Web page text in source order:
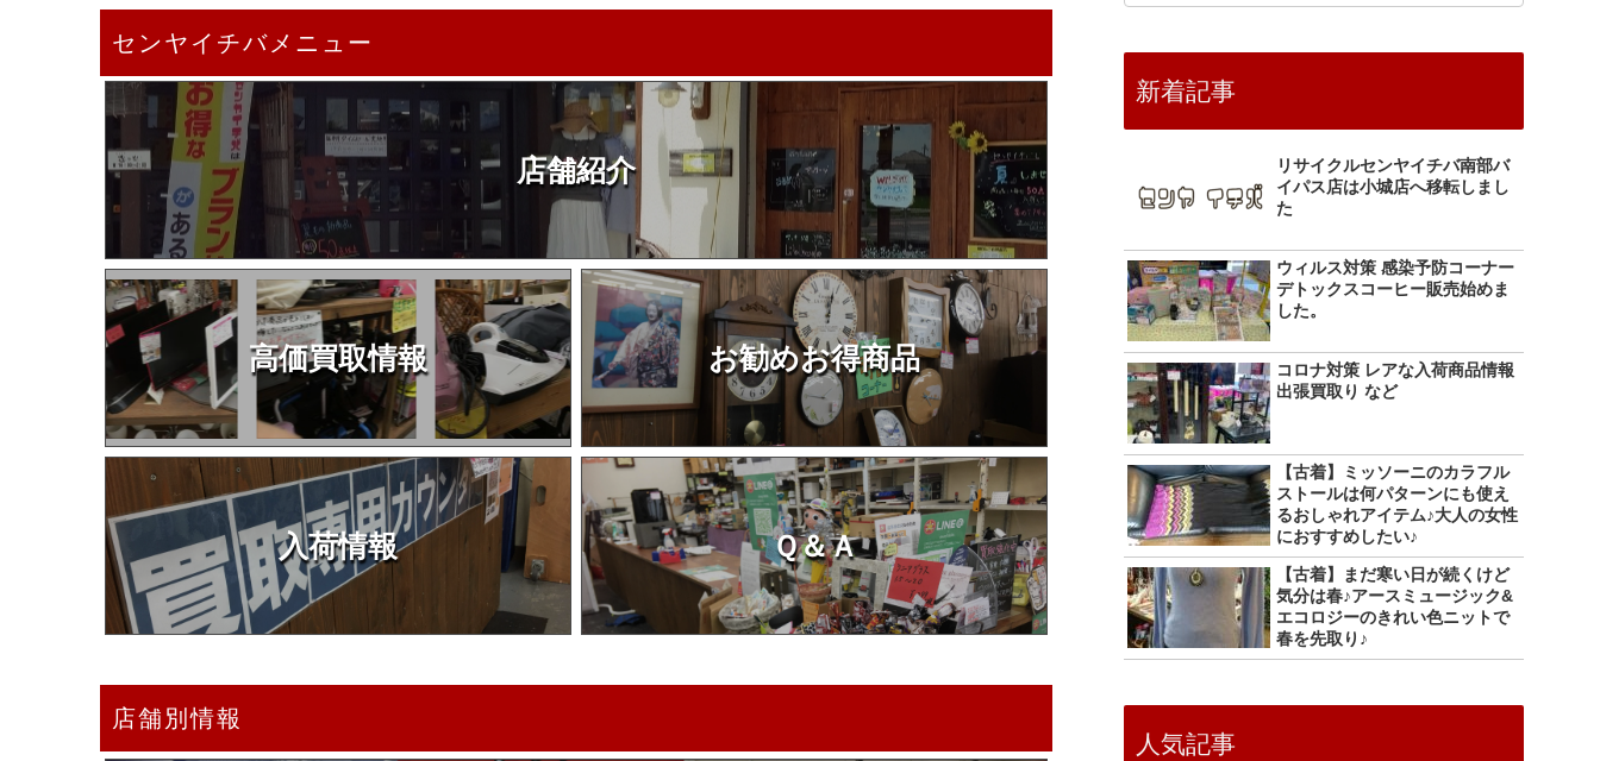
センヤイチバメニュー
店舗紹介
高価買取情報 お勧めお得商品
入荷情報 Ｑ＆Ａ
店舗別情報
新着記事
リサイクルセンヤイチバ南部バ
イパス店は小城店へ移転しまし
た
ウィルス対策 感染予防コーナー
デトックスコーヒー販売始めま
した。
コロナ対策 レアな入荷商品情報
出張買取り など
【古着】ミッソーニのカラフル
ストールは何パターンにも使え
るおしゃれアイテム♪大人の女性
におすすめしたい♪
【古着】まだ寒い日が続くけど
気分は春♪アースミュージック&
エコロジーのきれい色ニットで
春を先取り♪
人気記事